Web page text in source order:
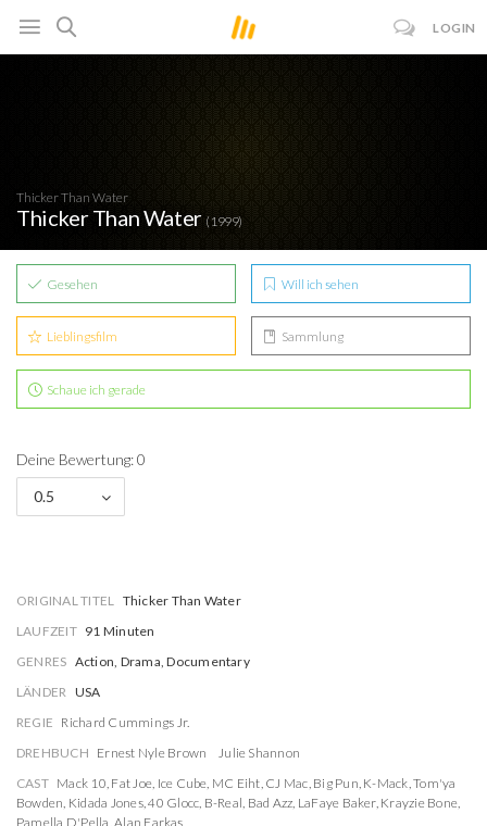
LOGIN
Thicker Than Water
Thicker Than Water (1999)
Gesehen Will ich sehen
Lieblingsfilm Sammlung
Schaue ich gerade
Deine Bewertung: 0
0.5
ORIGINAL TITEL Thicker Than Water
LAUFZEIT 91 Minuten
GENRES Action, Drama, Documentary
LÄNDER USA
REGIE Richard Cummings Jr.
DREHBUCH Ernest Nyle Brown
Julie Shannon
CAST Mack 10, Fat Joe, Ice Cube, MC Eiht, CJ Mac, Big Pun, K-Mack,Tom'ya
Bowden, Kidada Jones,40 Glocc, B-Real, Bad Azz, LaFaye Baker, Krayzie Bone,
Pamella D'Pella,Alan Farkas